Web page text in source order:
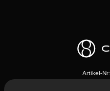
Artikel-Nr: